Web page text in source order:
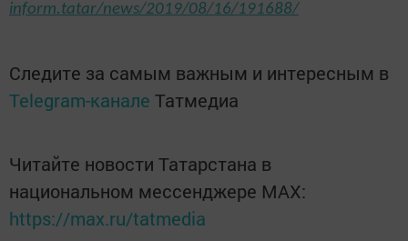
inform.tatar/news/2019/08/16/191688/
Следите за самым важным и интересным в
Telegram-канале Татмедиа
Читайте новости Татарстана в
национальном мессенджере MАХ:
https://max.ru/tatmedia